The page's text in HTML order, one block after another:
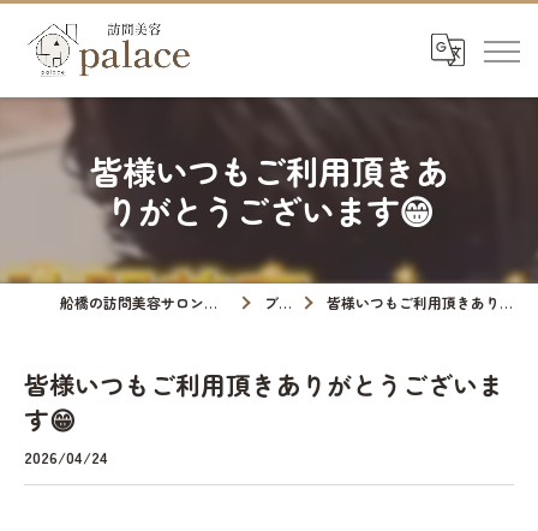
皆様いつもご利用頂きあ
りがとうございます😁
船橋の訪問美容サロンなら訪問美容palace ブログ 皆様いつもご利用頂きありがとうございます😁
皆様いつもご利用頂きありがとうございま
す😁
2026/04/24